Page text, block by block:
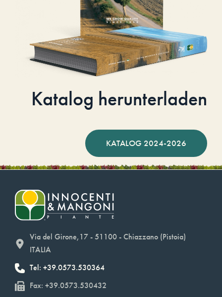
Katalog herunterladen
KATALOG 2024-2026
Via del Girone,17 - 51100 - Chiazzano (Pistoia)
ITALIA
Tel: +39.0573.530364
Fax: +39.0573.530432